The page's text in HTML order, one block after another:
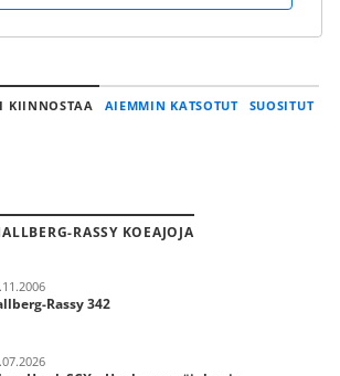
KIINNOSTAA AIEMMIN KATSOTUT SUOSITUT
RASSY KOEAJOJA
Rassy 342